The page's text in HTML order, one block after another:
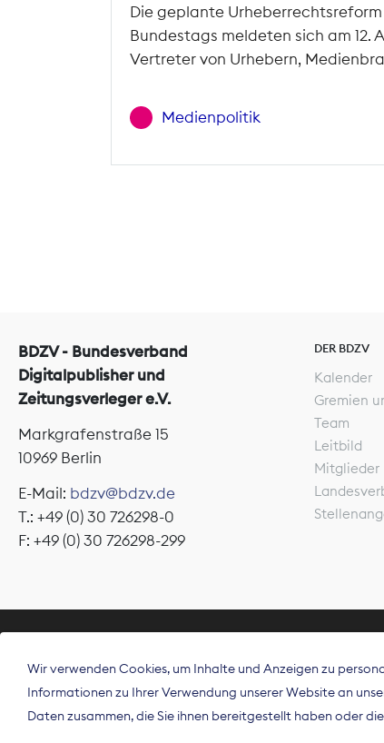
Die geplante
Bundestags meldeten sich am 12.
Vertreter von Urhebern,
Medienpolitik
BDZV - Bundesverband
Digitalpublisher und
Zeitungsverleger e.V.
Markgrafenstraße 15
10969 Berlin
E-Mail: bdzv@bdzv.de
T.: +49 (0) 30 726298-0
F: +49 (0) 30 726298-299
DER BDZV
Kalender
Gremien
Team
Leitbild
Mitglieder
Der
Wir verwenden Cookies, um Inhalte und Anzeigen zu
Informationen zu Ihrer Verwendung unserer Website an
Daten zusammen, die Sie ihnen bereitgestellt haben oder